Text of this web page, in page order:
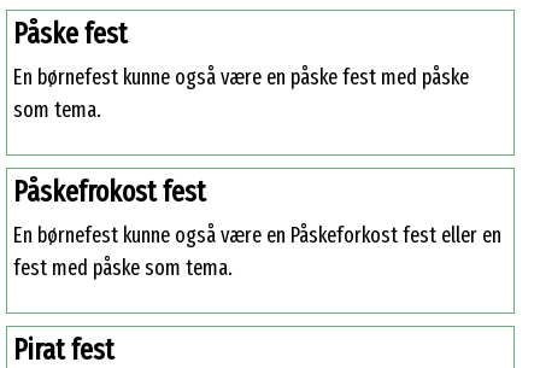
Påske fest
En børnefest kunne også være en påske fest med påske
som tema.
Påskefrokost fest
En børnefest kunne også være en Påskeforkost fest eller en
fest med påske som tema.
Pirat fest